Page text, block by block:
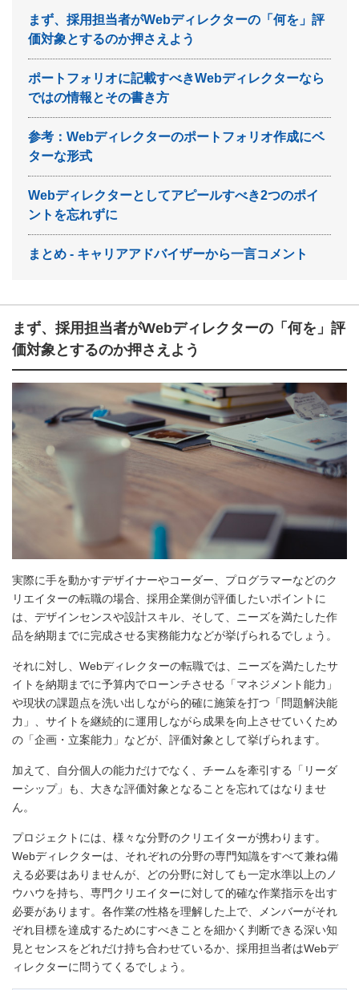
まず、採用担当者がWebディレクターの「何を」評
価対象とするのか押さえよう
ポートフォリオに記載すべきWebディレクターなら
ではの情報とその書き方
参考：Webディレクターのポートフォリオ作成にベ
ターな形式
Webディレクターとしてアピールすべき2つのポイ
ントを忘れずに
まとめ - キャリアアドバイザーから一言コメント
まず、採用担当者がWebディレクターの「何を」評
価対象とするのか押さえよう
実際に手を動かすデザイナーやコーダー、プログラマーなどのク
リエイターの転職の場合、採用企業側が評価したいポイントに
は、デザインセンスや設計スキル、そして、ニーズを満たした作
品を納期までに完成させる実務能力などが挙げられるでしょう。
それに対し、Webディレクターの転職では、ニーズを満たしたサ
イトを納期までに予算内でローンチさせる「マネジメント能力」
や現状の課題点を洗い出しながら的確に施策を打つ「問題解決能
力」、サイトを継続的に運用しながら成果を向上させていくため
の「企画・立案能力」などが、評価対象として挙げられます。
加えて、自分個人の能力だけでなく、チームを牽引する「リーダ
ーシップ」も、大きな評価対象となることを忘れてはなりませ
ん。
プロジェクトには、様々な分野のクリエイターが携わります。
Webディレクターは、それぞれの分野の専門知識をすべて兼ね備
える必要はありませんが、どの分野に対しても一定水準以上のノ
ウハウを持ち、専門クリエイターに対して的確な作業指示を出す
必要があります。各作業の性格を理解した上で、メンバーがそれ
ぞれ目標を達成するためにすべきことを細かく判断できる深い知
見とセンスをどれだけ持ち合わせているか、採用担当者はWebデ
ィレクターに問うてくるでしょう。